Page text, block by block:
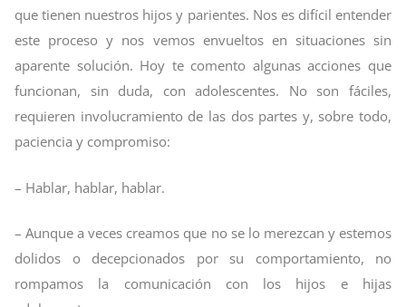
que tienen nuestros hijos y parientes. Nos es difícil entender
este proceso y nos vemos envueltos en situaciones sin
aparente solución. Hoy te comento algunas acciones que
funcionan, sin duda, con adolescentes. No son fáciles,
requieren involucramiento de las dos partes y, sobre todo,
paciencia y compromiso:
– Hablar, hablar, hablar.
– Aunque a veces creamos que no se lo merezcan y estemos
dolidos o decepcionados por su comportamiento, no
rompamos la comunicación con los hijos e hijas